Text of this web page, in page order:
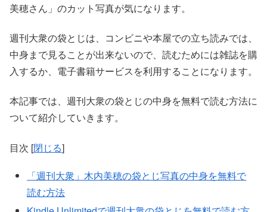
美穂さん」のカット写真が気になります。
週刊大衆の袋とじは、コンビニや本屋での立ち読みでは、
中身まで見ることが出来ないので、読むためには雑誌を購
入するか、電子書籍サービスを利用することになります。
本記事では、週刊大衆の袋とじの中身を無料で読む方法に
ついて紹介していきます。
目次 [閉じる]
「週刊大衆」木内美穂の袋とじ写真の中身を無料で
読む方法